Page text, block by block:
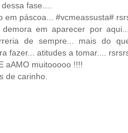
fase....
em páscoa... #vcmeassusta#
demora em aparecer por
de sempre... mais do
fazer... atitudes a tomar....
aAMO muitooooo !!!!
de carinho.